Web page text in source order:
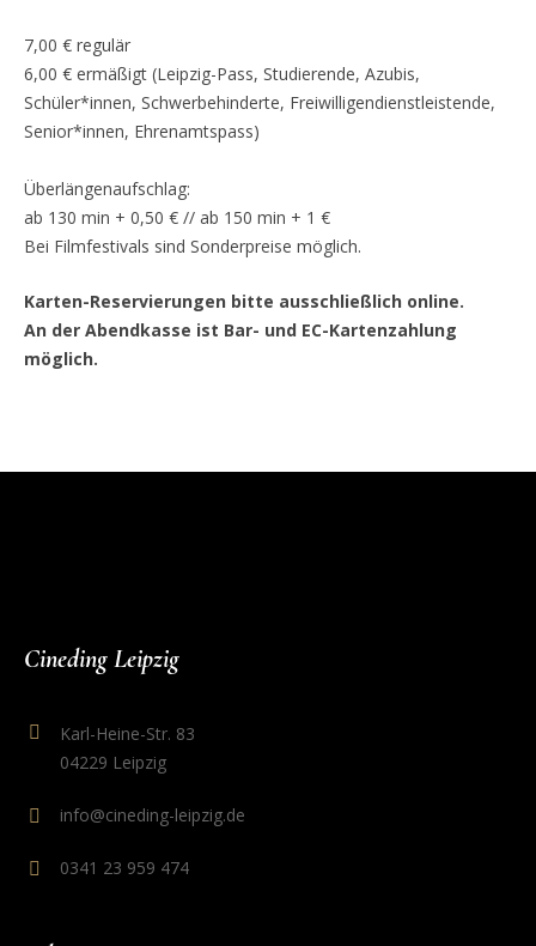
7,00 € regulär
6,00 € ermäßigt (Leipzig-Pass, Studierende, Azubis,
Schüler*innen, Schwerbehinderte, Freiwilligendienstleistende,
Senior*innen, Ehrenamtspass)
Überlängenaufschlag:
ab 130 min + 0,50 € // ab 150 min + 1 €
Bei Filmfestivals sind Sonderpreise möglich.
Karten-Reservierungen bitte ausschließlich online.
An der Abendkasse ist Bar- und EC-Kartenzahlung
möglich.
Cineding Leipzig
Karl-Heine-Str. 83
04229 Leipzig
info@cineding-leipzig.de
0341 23 959 474